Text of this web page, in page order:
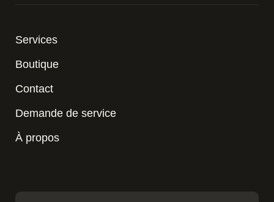
Services
Boutique
Contact
Demande de service
À propos